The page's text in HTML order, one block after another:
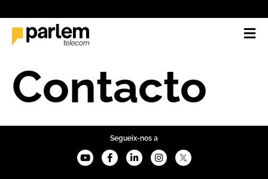
Contacto
Segueix-nos a